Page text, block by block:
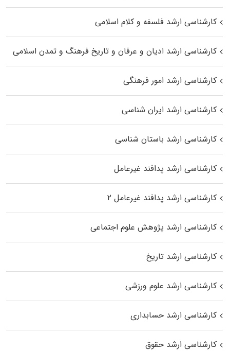
کارشناسی ارشد فلسفه و کلام اسلامی
کارشناسی ارشد ادیان و عرفان و تاریخ فرهنگ و تمدن اسلامی
کارشناسی ارشد امور فرهنگی
کارشناسی ارشد ایران شناسی
کارشناسی ارشد باستان شناسی
کارشناسی ارشد پدافند غیرعامل
کارشناسی ارشد پدافند غیرعامل ۲
کارشناسی ارشد پژوهش علوم اجتماعی
کارشناسی ارشد تاریخ
کارشناسی ارشد علوم ورزشی
کارشناسی ارشد حسابداری
کارشناسی ارشد حقوق